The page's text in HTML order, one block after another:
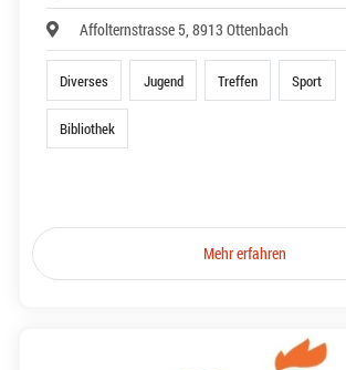
Affolternstrasse 5, 8913 Ottenbach
Diverses Jugend Treffen Sport
Bibliothek
Mehr erfahren